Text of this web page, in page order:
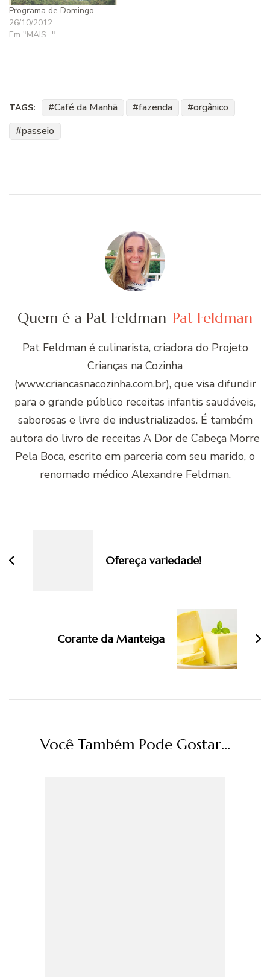
Programa de Domingo
26/10/2012
Em "MAIS..."
TAGS: Café da Manhã fazenda
orgânico
passeio
Quem é a Pat Feldman Pat Feldman
Pat Feldman é culinarista, criadora do Projeto
Crianças na Cozinha
(www.criancasnacozinha.com.br), que visa difundir
para o grande público receitas infantis saudáveis,
saborosas e livre de industrializados. É também
autora do livro de receitas A Dor de Cabeça Morre
Pela Boca, escrito em parceria com seu marido, o
renomado médico Alexandre Feldman.
Ofereça variedade!
Corante da Manteiga
Você Também Pode Gostar...